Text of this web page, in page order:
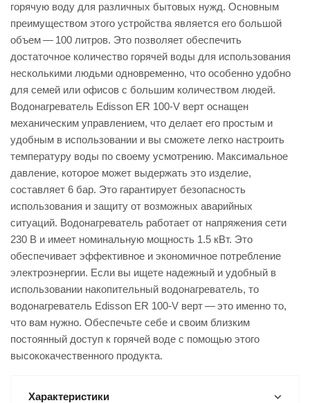
горячую воду для различных бытовых нужд. Основным
преимуществом этого устройства является его большой
объем — 100 литров. Это позволяет обеспечить
достаточное количество горячей воды для использования
несколькими людьми одновременно, что особенно удобно
для семей или офисов с большим количеством людей.
Водонагреватель Edisson ER 100-V верт оснащен
механическим управлением, что делает его простым и
удобным в использовании и вы сможете легко настроить
температуру воды по своему усмотрению. Максимальное
давление, которое может выдержать это изделие,
составляет 6 бар. Это гарантирует безопасность
использования и защиту от возможных аварийных
ситуаций. Водонагреватель работает от напряжения сети
230 В и имеет номинальную мощность 1.5 кВт. Это
обеспечивает эффективное и экономичное потребление
электроэнергии. Если вы ищете надежный и удобный в
использовании накопительный водонагреватель, то
водонагреватель Edisson ER 100-V верт — это именно то,
что вам нужно. Обеспечьте себе и своим близким
постоянный доступ к горячей воде с помощью этого
высококачественного продукта.
Характеристики